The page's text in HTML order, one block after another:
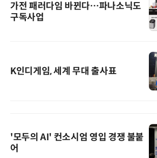
가전 패러다임 바뀐다…파나소닉도
구독사업
K인디게임, 세계 무대 출사표
'모두의 AI' 컨소시엄 영입 경쟁 불붙
어